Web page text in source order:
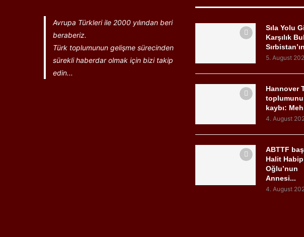
Avrupa Türkleri ile 2000 yılından beri
beraberiz.
Türk toplumunun gelişme sürecinden
sürekli haberdar olmak için bizi takip
edin...
Sıla Yolu
Karşılık
5. August
Hannover
kaybı:
4. August
ABTTF
Halit Habip
Oğlu’nun
Annesi...
4. August